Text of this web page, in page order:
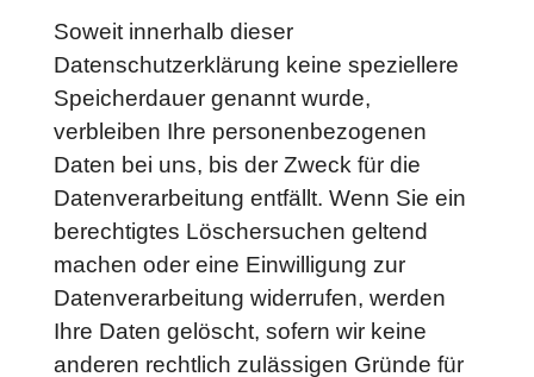
Soweit innerhalb dieser
Datenschutzerklärung keine speziellere
Speicherdauer genannt wurde,
verbleiben Ihre personenbezogenen
Daten bei uns, bis der Zweck für die
Datenverarbeitung entfällt. Wenn Sie ein
berechtigtes Löschersuchen geltend
machen oder eine Einwilligung zur
Datenverarbeitung widerrufen, werden
Ihre Daten gelöscht, sofern wir keine
anderen rechtlich zulässigen Gründe für